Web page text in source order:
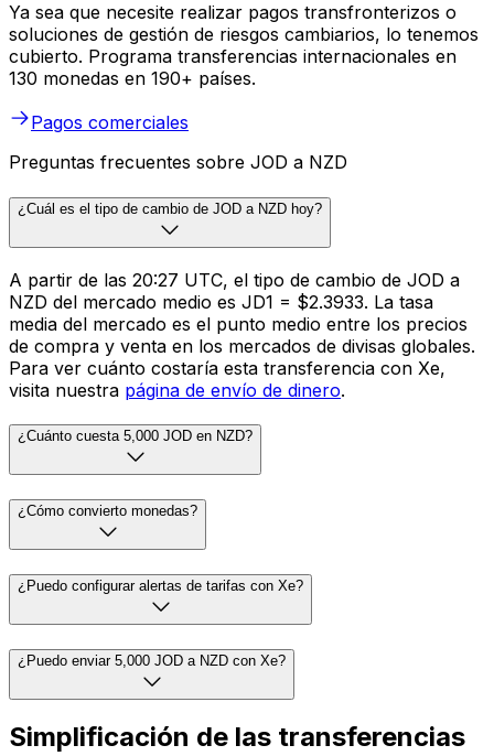
Ya sea que necesite realizar pagos transfronterizos o
soluciones de gestión de riesgos cambiarios, lo tenemos
cubierto. Programa transferencias internacionales en
130 monedas en 190+ países.
Pagos comerciales
Preguntas frecuentes sobre JOD a NZD
¿Cuál es el tipo de cambio de JOD a NZD hoy?
A partir de las 20:27 UTC, el tipo de cambio de JOD a
NZD del mercado medio es JD1 = $2.3933. La tasa
media del mercado es el punto medio entre los precios
de compra y venta en los mercados de divisas globales.
Para ver cuánto costaría esta transferencia con Xe,
visita nuestra página de envío de dinero.
¿Cuánto cuesta 5,000 JOD en NZD?
¿Cómo convierto monedas?
¿Puedo configurar alertas de tarifas con Xe?
¿Puedo enviar 5,000 JOD a NZD con Xe?
Simplificación de las transferencias